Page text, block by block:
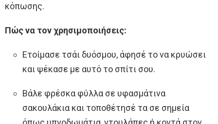
κόπωσης.
Πώς να τον χρησιμοποιήσεις:
Ετοίμασε τσάι δυόσμου, άφησέ το να κρυώσει
και ψέκασε με αυτό το σπίτι σου.
Βάλε φρέσκα φύλλα σε υφασμάτινα
σακουλάκια και τοποθέτησέ τα σε σημεία